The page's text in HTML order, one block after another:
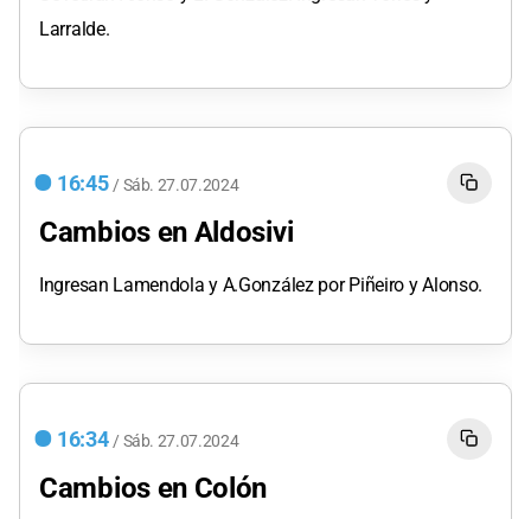
Larralde.
16:45 / Sáb. 27.07.2024
Cambios en Aldosivi
Ingresan Lamendola y A.González por Piñeiro y Alonso.
16:34 / Sáb. 27.07.2024
Cambios en Colón